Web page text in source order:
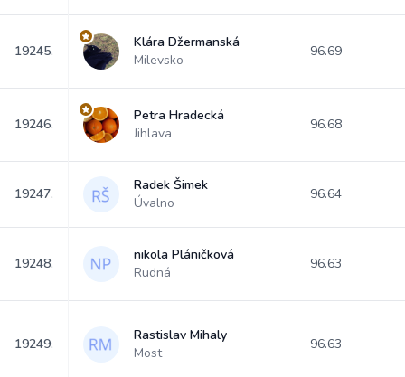
19245.
Klára Džermanská
Milevsko
96.69
19246.
Petra Hradecká
Jihlava
96.68
19247.
Radek Šimek
Úvalno
96.64
19248.
nikola Pláničková
Rudná
96.63
19249.
Rastislav Mihaly
Most
96.63